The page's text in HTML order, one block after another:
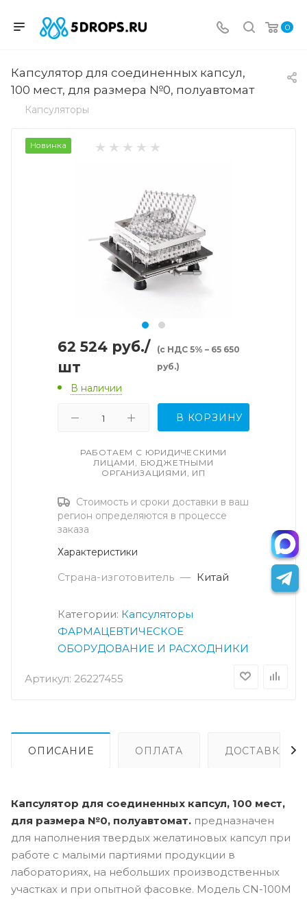
0
Капсулятор для соединенных капсул,
100 мест, для размера №0, полуавтомат
Капсуляторы
Новинка
Артикул: 26227455
62 524 руб./
шт
(с НДС 5% – 65 650
руб.)
В наличии
В КОРЗИНУ
РАБОТАЕМ С ЮРИДИЧЕСКИМИ
ЛИЦАМИ, БЮДЖЕТНЫМИ
ОРГАНИЗАЦИЯМИ, ИП
Стоимость и сроки доставки в ваш
регион определяются в процессе
заказа
Характеристики
Страна-изготовитель — Китай
Категории: Капсуляторы
ФАРМАЦЕВТИЧЕСКОЕ
ОБОРУДОВАНИЕ И РАСХОДНИКИ
ОПИСАНИЕ ОПЛАТА ДОСТАВКА
Капсулятор для соединенных капсул, 100 мест,
для размера №0, полуавтомат. предназначен
для наполнения твердых желатиновых капсул при
работе с малыми партиями продукции в
лабораториях, на небольших производственных
участках и при опытной фасовке. Модель CN-100M